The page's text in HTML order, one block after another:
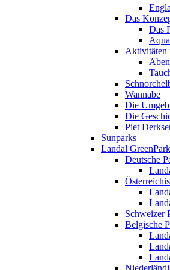
Das
Das
Aktivitäten
Wannabe
Die
Die
Piet
Sunparks
Landal
Deutsche
Schweizer
Belgische